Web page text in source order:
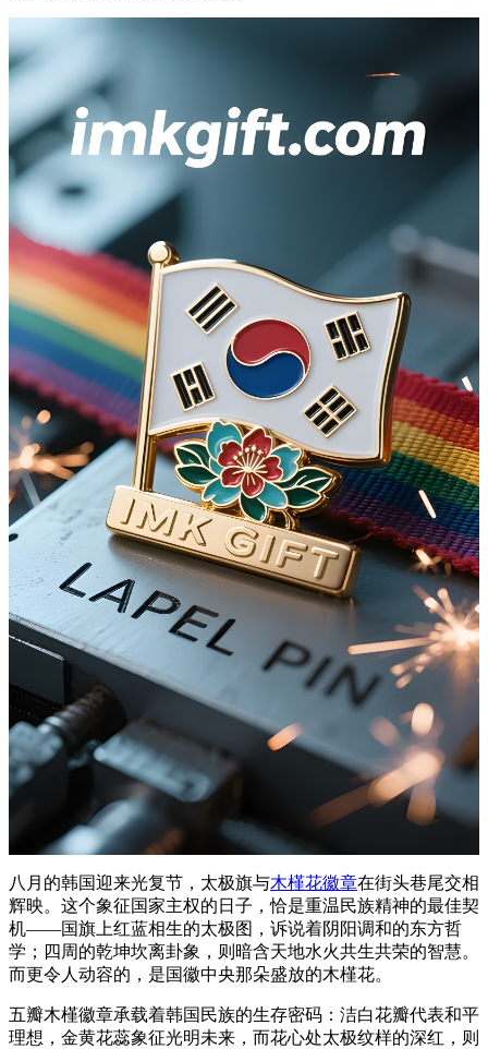
八月的韩国迎来光复节，太极旗与木槿花徽章在街头巷尾交相
辉映。这个象征国家主权的日子，恰是重温民族精神的最佳契
机——国旗上红蓝相生的太极图，诉说着阴阳调和的东方哲
学；四周的乾坤坎离卦象，则暗含天地水火共生共荣的智慧。
而更令人动容的，是国徽中央那朵盛放的木槿花。
五瓣木槿徽章承载着韩国民族的生存密码：洁白花瓣代表和平
理想，金黄花蕊象征光明未来，而花心处太极纹样的深红，则